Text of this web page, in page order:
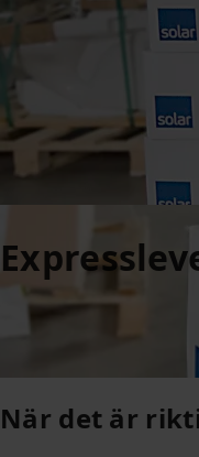
När det är